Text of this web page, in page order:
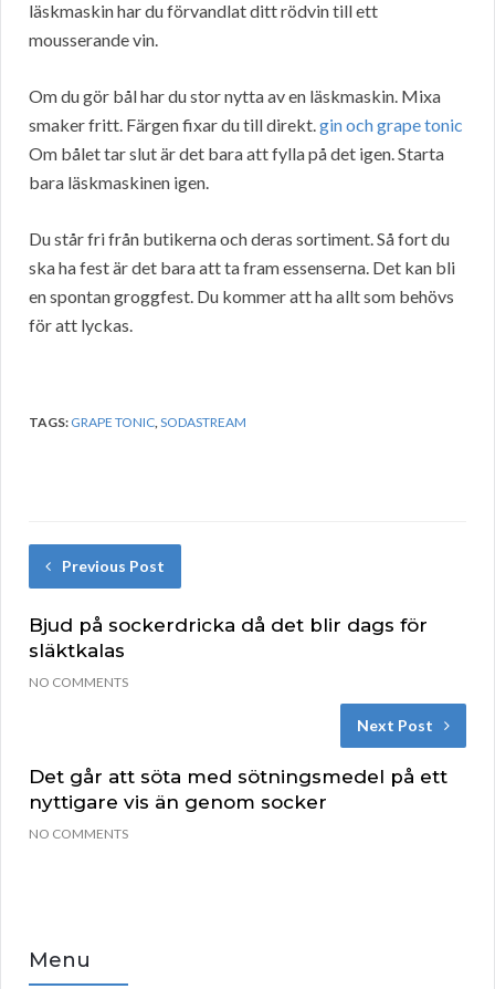
läskmaskin har du förvandlat ditt rödvin till ett
mousserande vin.
Om du gör bål har du stor nytta av en läskmaskin. Mixa
smaker fritt. Färgen fixar du till direkt.gin och grape tonic
Om bålet tar slut är det bara att fylla på det igen. Starta
bara läskmaskinen igen.
Du står fri från butikerna och deras sortiment. Så fort du
ska ha fest är det bara att ta fram essenserna. Det kan bli
en spontan groggfest. Du kommer att ha allt som behövs
för att lyckas.
TAGS: GRAPE TONIC,SODASTREAM
Previous Post
Bjud på sockerdricka då det blir dags för
släktkalas
NO COMMENTS
Next Post
Det går att söta med sötningsmedel på ett
nyttigare vis än genom socker
NO COMMENTS
Menu